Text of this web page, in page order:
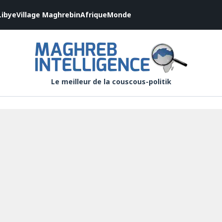
Village MaghrebinAfriqueMonde
Le meilleur de la couscous-politik